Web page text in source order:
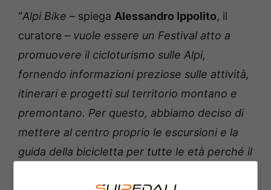
“Alpi Bike – spiega Alessandro Ippolito, il
curatore – vuole essere un Festival atto a
promuovere il cicloturismo sulle Alpi,
fornendo informazioni preziose sulle attività,
itinerari e progetti sul territorio montano e
premontano. Per questo, abbiamo deciso di
mettere al centro proprio le escursioni e la
guida della bicicletta per tutte le età perché il